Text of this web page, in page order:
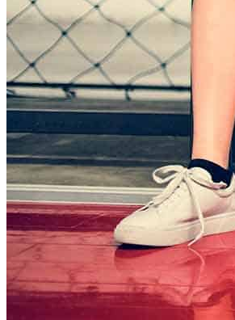
Recrutez nos étudiants
Taxe d’apprentisage
Centre de Loisirs
Actualités
#IMSAT
#Nous contacter
#A propos
#L’équipe
#Ilsvousenparlent
Livret d’accueil IMSAT
#NosPartenaires
#CalendrierIMSAT
Nos chiffres
Télécharger un dossier
#MadeIMSAT